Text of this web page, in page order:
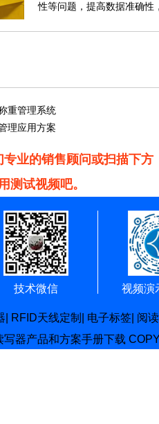
性等问题，提高数据准确性
重管理系统
理应用方案
业的销售顾问或扫描下方
测试视频吧。
技术微信 视频演
RFID天线定制 电子标签 阅
写器产品和方案手册下载